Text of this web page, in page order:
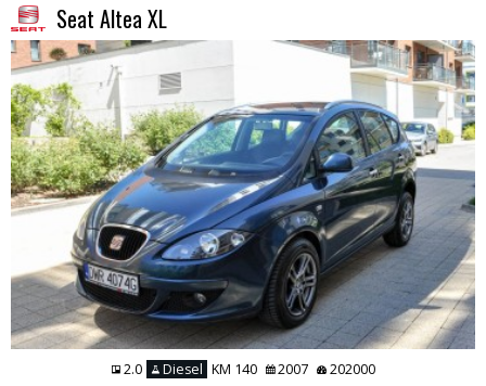
Seat Altea XL
2.0 Diesel KM 140 2007 202000